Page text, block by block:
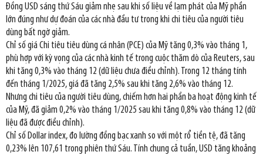
Đồng USD sáng thứ Sáu giảm nhẹ sau khi số liệu về lạm phát của Mỹ phần
lớn đúng như dự đoán của các nhà đầu tư trong khi chi tiêu của người tiêu
dùng bất ngờ giảm.
Chỉ số giá Chi tiêu tiêu dùng cá nhân (PCE) của Mỹ tăng 0,3% vào tháng 1,
phù hợp với kỳ vọng của các nhà kinh tế trong cuộc thăm dò của Reuters, sau
khi tăng 0,3% vào tháng 12 (dữ liệu chưa điều chỉnh). Trong 12 tháng tính
đến tháng 1/2025, giá đã tăng 2,5% sau khi tăng 2,6% vào tháng 12.
Nhưng chi tiêu của người tiêu dùng, chiếm hơn hai phần ba hoạt động kinh tế
của Mỹ, đã giảm 0,2% vào tháng 1/2025 sau khi tăng 0,8% vào tháng 12 (dữ
liệu đã được điều chỉnh).
Chỉ số Dollar index, đo lường đồng bạc xanh so với một rổ tiền tệ, đã tăng
0,23% lên 107,61 trong phiên thứ Sáu. Tính chung cả tuần, USD tăng khoảng